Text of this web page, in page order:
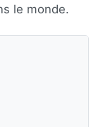
le monde.